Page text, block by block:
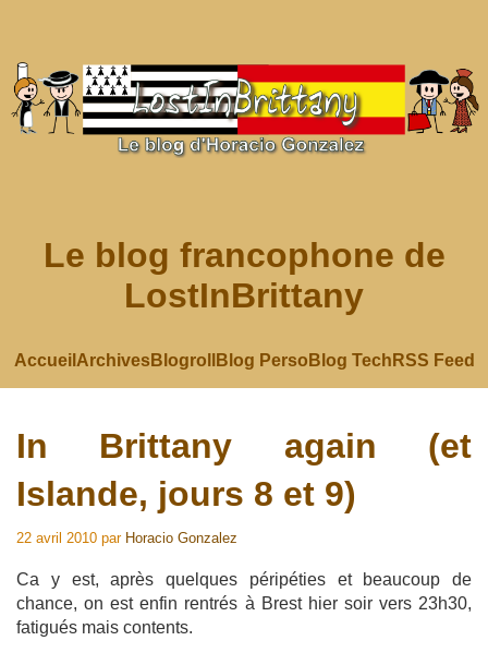
Le blog francophone de
LostInBrittany
Accueil ArchivesBlogroll Blog Perso Blog Tech RSS Feed
In Brittany again (et
Islande, jours 8 et 9)
22 avril 2010 par Horacio Gonzalez
Ca y est, après quelques péripéties et beaucoup de
chance, on est enfin rentrés à Brest hier soir vers 23h30,
fatigués mais contents.